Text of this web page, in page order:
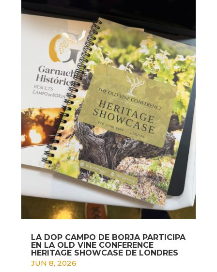
LA DOP CAMPO DE BORJA PARTICIPA
EN LA OLD VINE CONFERENCE
HERITAGE SHOWCASE DE LONDRES
JUN 8, 2026